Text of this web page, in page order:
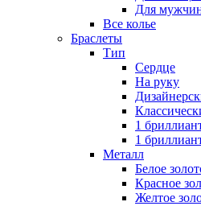
Для
Все колье
Браслеты
Тип
Сердце
На руку
1
1
Металл
Белое
Красное
Желтое